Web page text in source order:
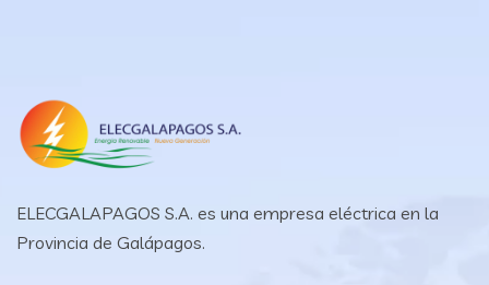
ELECGALAPAGOS S.A. es una empresa eléctrica en la
Provincia de Galápagos.